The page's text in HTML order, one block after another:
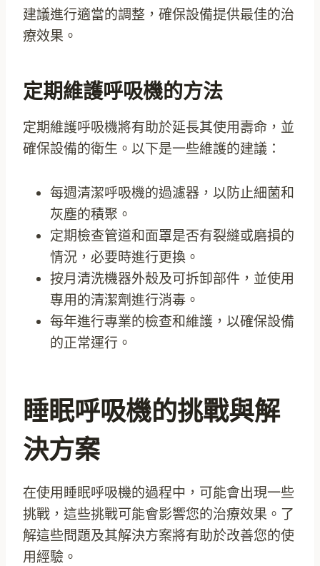
建議進行適當的調整，確保設備提供最佳的治
療效果。
定期維護呼吸機的方法
定期維護呼吸機將有助於延長其使用壽命，並
確保設備的衛生。以下是一些維護的建議：
每週清潔呼吸機的過濾器，以防止細菌和
灰塵的積聚。
定期檢查管道和面罩是否有裂縫或磨損的
情況，必要時進行更換。
按月清洗機器外殼及可拆卸部件，並使用
專用的清潔劑進行消毒。
每年進行專業的檢查和維護，以確保設備
的正常運行。
睡眠呼吸機的挑戰與解
決方案
在使用睡眠呼吸機的過程中，可能會出現一些
挑戰，這些挑戰可能會影響您的治療效果。了
解這些問題及其解決方案將有助於改善您的使
用經驗。